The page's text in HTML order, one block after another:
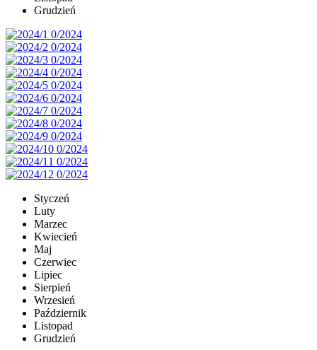
Grudzień
Styczeń
Luty
Marzec
Kwiecień
Maj
Czerwiec
Lipiec
Sierpień
Wrzesień
Październik
Listopad
Grudzień